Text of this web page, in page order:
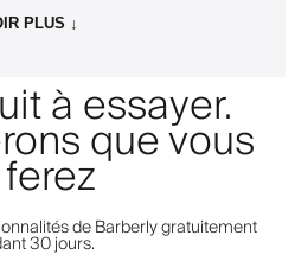
PLUS ↓
à essayer.
que vous
de Barberly gratuitement
30 jours.